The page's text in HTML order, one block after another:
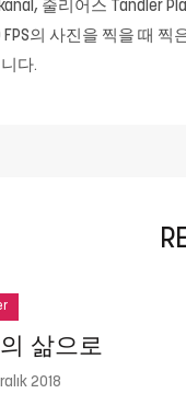
줄리어스 Tandler
의 사진을 찍을 때 찍
다.
삶으로
2018